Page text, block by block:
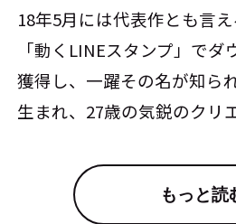
18年5月には代表作とも言
「動くLINEスタンプ」で
獲得し、一躍その名が知ら
生まれ、27歳の気鋭のクリ
もっと読